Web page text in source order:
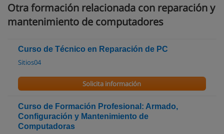
Otra formación relacionada con reparación y
mantenimiento de computadores
Curso de Técnico en Reparación de PC
Sitios04
Solicita información
Curso de Formación Profesional: Armado,
Configuración y Mantenimiento de
Computadoras